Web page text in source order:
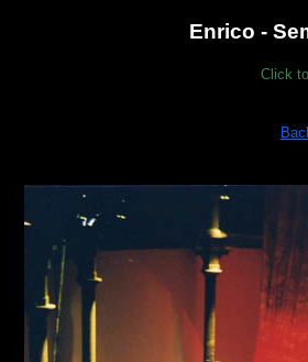
Enrico -
Click